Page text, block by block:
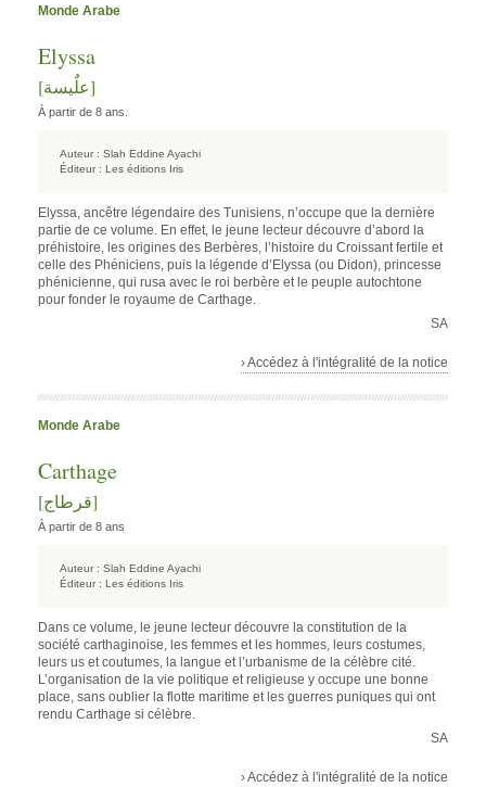
Monde Arabe
Elyssa
[علٌيسة]
À partir de 8 ans.
Auteur : Slah Eddine Ayachi
Éditeur : Les éditions Iris
Elyssa, ancêtre légendaire des Tunisiens, n’occupe que la dernière
partie de ce volume. En effet, le jeune lecteur découvre d’abord la
préhistoire, les origines des Berbères, l’histoire du Croissant fertile et
celle des Phéniciens, puis la légende d’Elyssa (ou Didon), princesse
phénicienne, qui rusa avec le roi berbère et le peuple autochtone
pour fonder le royaume de Carthage.
SA
› Accédez à l'intégralité de la notice
Monde Arabe
Carthage
[قرطاج]
À partir de 8 ans
Auteur : Slah Eddine Ayachi
Éditeur : Les éditions Iris
Dans ce volume, le jeune lecteur découvre la constitution de la
société carthaginoise, les femmes et les hommes, leurs costumes,
leurs us et coutumes, la langue et l’urbanisme de la célèbre cité.
L’organisation de la vie politique et religieuse y occupe une bonne
place, sans oublier la flotte maritime et les guerres puniques qui ont
rendu Carthage si célèbre.
SA
› Accédez à l'intégralité de la notice